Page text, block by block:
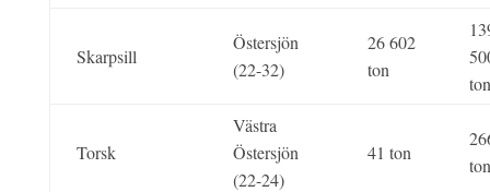
Skarpsill
Östersjön
(22-32)
26 602
ton
ton
Torsk
Västra
Östersjön
(22-24)
41 ton
ton